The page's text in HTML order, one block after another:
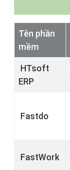
Tên phần
mềm
HTsoft
ERP
Fastdo
FastWork